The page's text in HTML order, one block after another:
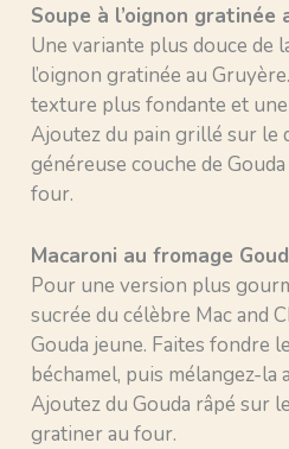
Soupe à l’oignon gratinée
Une variante plus douce de
l’oignon gratinée au
texture plus fondante et
Ajoutez du pain grillé sur le
généreuse couche de
four.
Macaroni au fromage
Pour une version plus
sucrée du célèbre Mac and
Gouda jeune. Faites fondre
béchamel, puis mélangez-la
Ajoutez du Gouda râpé sur
gratiner au four.